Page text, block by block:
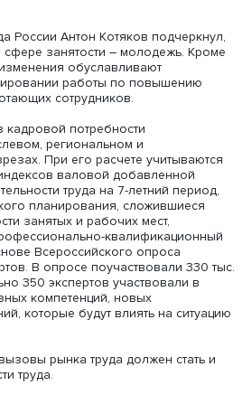
коротко, кто нужен
не изменился. Это
персонал и
– в первую очередь инженеры,
и ученые. По уровням
со средним
Антон Котяков.
России, наиболее
торговля, обрабатывающее
транспортировка и
прирост численности
сферах транспортировки и
услуг, обработки,
детализированная
в сфере занятости – молодежь.
изменения обуславливают